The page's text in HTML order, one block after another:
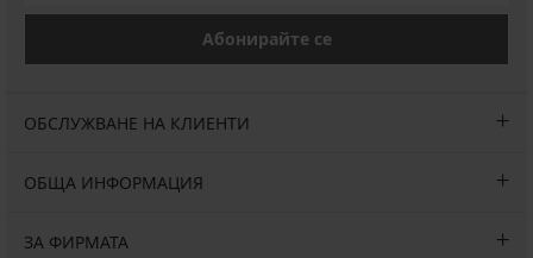
Абонирайте се
ОБСЛУЖВАНЕ НА КЛИЕНТИ
ОБЩА ИНФОРМАЦИЯ
ЗА ФИРМАТА